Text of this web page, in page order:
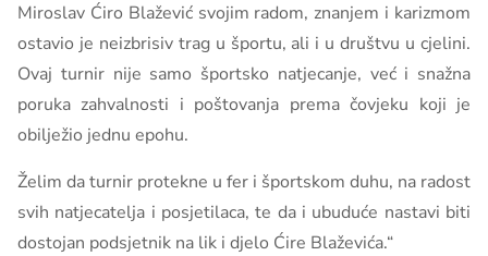
Miroslav Ćiro Blažević svojim radom, znanjem i karizmom
ostavio je neizbrisiv trag u športu, ali i u društvu u cjelini.
Ovaj turnir nije samo športsko natjecanje, već i snažna
poruka zahvalnosti i poštovanja prema čovjeku koji je
obilježio jednu epohu.
Želim da turnir protekne u fer i športskom duhu, na radost
svih natjecatelja i posjetilaca, te da i ubuduće nastavi biti
dostojan podsjetnik na lik i djelo Ćire Blaževića.“